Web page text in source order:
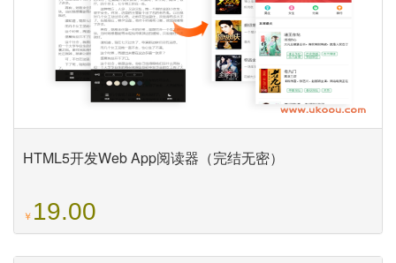
HTML5开发Web App阅读器（完结无密）
￥ 19.00